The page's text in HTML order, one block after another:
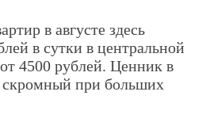
в августе здесь
в сутки в центральной
4500 рублей. Ценник в
скромный при больших